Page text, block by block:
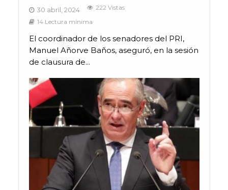
30 abril, 2024
222 Vistas
14 Lectura mínima
El coordinador de los senadores del PRI,
Manuel Añorve Baños, aseguró, en la sesión
de clausura de...